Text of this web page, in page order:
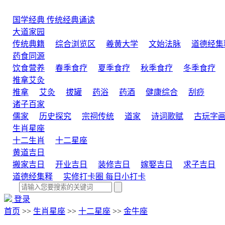
国学经典 传统经典诵读
大道家园
传统典籍
综合浏览区 羲黄大学 文始法脉
道德经集
药食同源
饮食营养
春季食疗 夏季食疗 秋季食疗 冬季食疗
推拿艾灸
推拿
艾灸 拔罐 药浴 药酒 健康综合
刮痧
诸子百家
儒家
历史探究 宗祠传统 道家 诗词歌赋 古玩字画
生肖星座
十二生肖
十二星座
黄道吉日
搬家吉日
开业吉日 装修吉日 嫁娶吉日
求子吉日
道德经集释
实修打卡圈 每日小打卡
登录
首页 >> 生肖星座 >> 十二星座 >> 金牛座